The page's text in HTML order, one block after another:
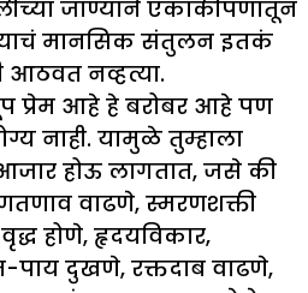
जाण्याने एकाकीपणातून
मानसिक संतुलन इतकं
आठवत नव्हत्या.
प्रेम आहे हे बरोबर आहे पण
नाही. यामुळे तुम्हाला
होऊ लागतात, जसे की
वाढणे, स्मरणशक्ती
होणे, हृदयविकार,
पाय दुखणे, रक्तदाब वाढणे,